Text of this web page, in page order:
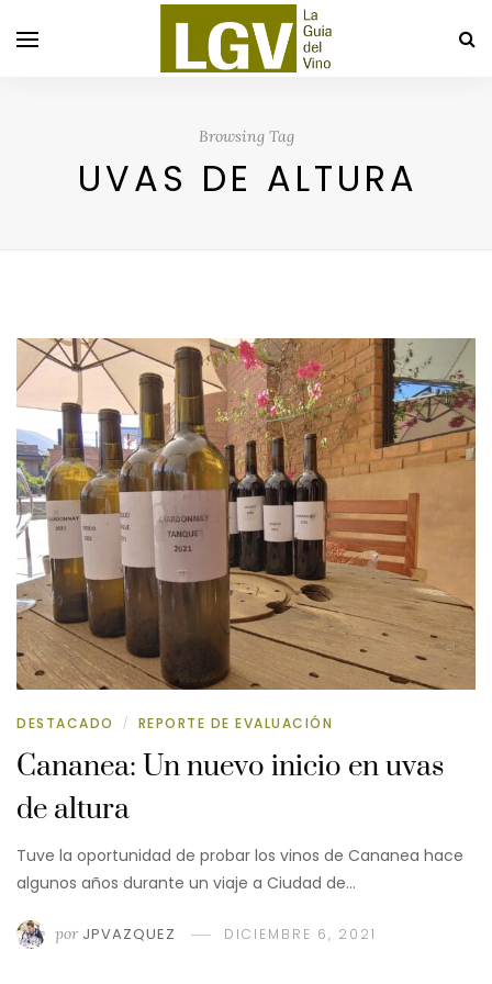
Browsing Tag
UVAS DE ALTURA
DESTACADO / REPORTE DE EVALUACIÓN
Cananea: Un nuevo inicio en uvas
de altura
Tuve la oportunidad de probar los vinos de Cananea hace
algunos años durante un viaje a Ciudad de…
por JPVAZQUEZ DICIEMBRE 6, 2021